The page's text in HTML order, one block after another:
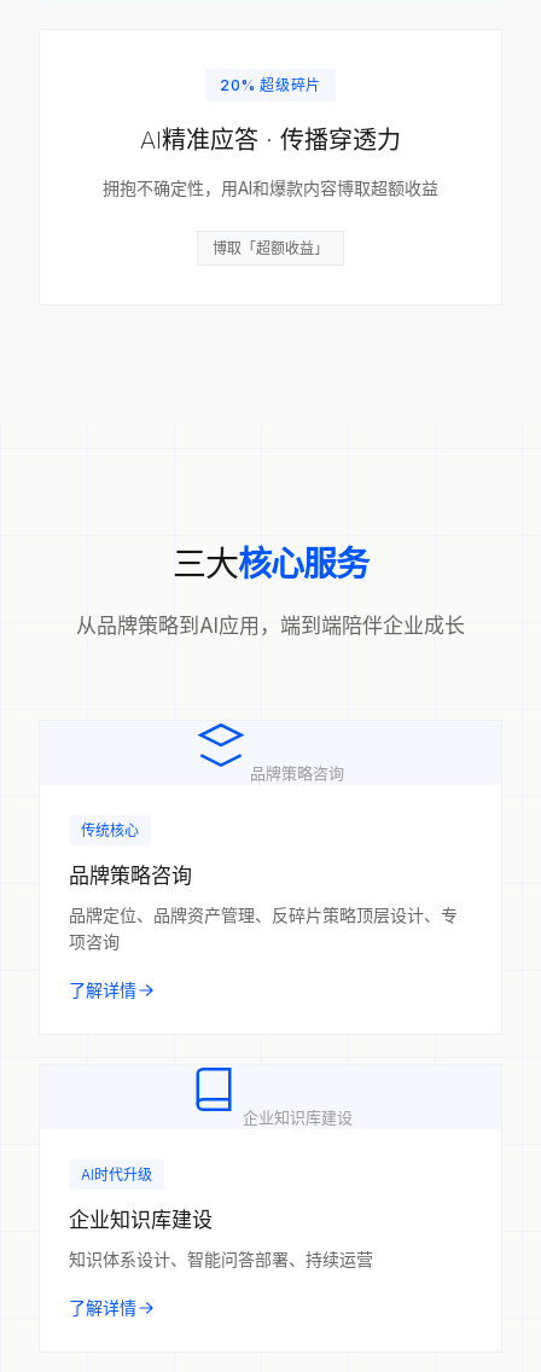
20% 超级碎片
AI精准应答 · 传播穿透力
拥抱不确定性，用AI和爆款内容博取超额收益
博取「超额收益」
三大核心服务
从品牌策略到AI应用，端到端陪伴企业成长
品牌策略咨询
传统核心
品牌策略咨询
品牌定位、品牌资产管理、反碎片策略顶层设计、专
项咨询
了解详情
企业知识库建设
AI时代升级
企业知识库建设
知识体系设计、智能问答部署、持续运营
了解详情